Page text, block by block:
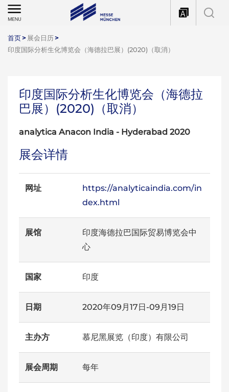
首页> 展会日历>
印度国际分析生化博览会（海德拉巴展）(2020)（取消）
印度国际分析生化博览会（海德拉
巴展）(2020)（取消）
analytica Anacon India - Hyderabad 2020
展会详情
网址
https://analyticaindia.com/in
dex.html
展馆
印度海德拉巴国际贸易博览会中
心
国家 印度
日期 2020年09月17日-09月19日
主办方 慕尼黑展览（印度）有限公司
展会周期 每年